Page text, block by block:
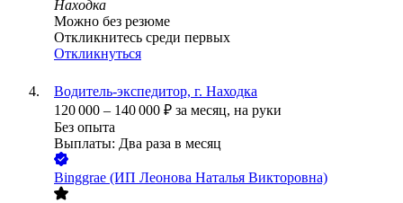
Находка
Можно без резюме
Откликнитесь среди первых
Откликнуться
Водитель-экспедитор, г. Находка
120 000 – 140 000 ₽ за месяц, на руки
Без опыта
Выплаты: Два раза в месяц
Binggrae (ИП Леонова Наталья Викторовна)